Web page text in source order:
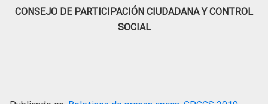
CONSEJO DE PARTICIPACIÓN CIUDADANA Y CONTROL
SOCIAL